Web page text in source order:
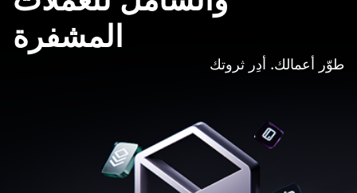
المشفرة
طوّر أعمالك. أدِر ثروتك